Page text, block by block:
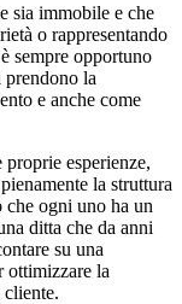
sia immobile e che
o rappresentando
sempre opportuno
la
e anche come
esperienze,
la struttura
che ogni uno ha un
ditta che da anni
su una
ottimizzare la